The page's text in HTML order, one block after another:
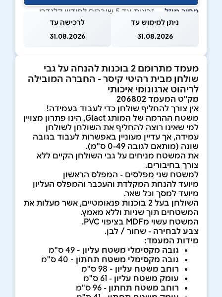
מחיר מוזל — זכאות עד 5 שוברים לחודש קלנדרי
ניתן למימוש עד
31.08.2026
לרכישה עד
31.08.2026
מעמד מתרומם 2 בוכנות להנחה על גבי
שולחן מבית רהיטי קיסר - החברה המובילה
לריהוט ארגונומי איכותי
מק"ט המעמד 206802
אין צורך להחליף שולחן כדי לעבוד בעמידה!
משטח ההרמה של המותג Glact, הינו פתרון מצויין
למי שאינו רוצה להחליף את השולחן לשולחן
עמידה, אך עדיין מעוניין באפשרות לעבוד בגובה
שונה (מותאם לגובה 0-49 ס"מ).
את המשטח מניחים על גבי השולחן הקיים ללא
צורך בחיבורים.
למשטח שני מפלסים - המפלס הראשון
מיועד להנחת המקלדת והעכבר והמפלס העליון
מיועד למסך וכל שאר.
השולחן בעל 2 בוכנות פנאומטיים, אשר מעלות את
המשטחים תוך שניות וללא מאמץ.
המשטח עשוי מMDF בציפוי PVC.
צבע לבחירה - שחור / לבן.
מידות המעמד:
גובה מקסימלי משטח עליון -
גובה מקסימלי משטח תחתון -
רוחב משטח עליון -
עומק משטח עליון - 61 ס"מ
רוחב משטח תחתון - 96 ס"מ